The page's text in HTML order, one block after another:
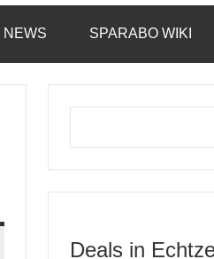
NEWS SPARABO WIKI
Deals in